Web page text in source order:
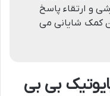
و ارتقاء پاسخ
کمک شایانی می
بی بی